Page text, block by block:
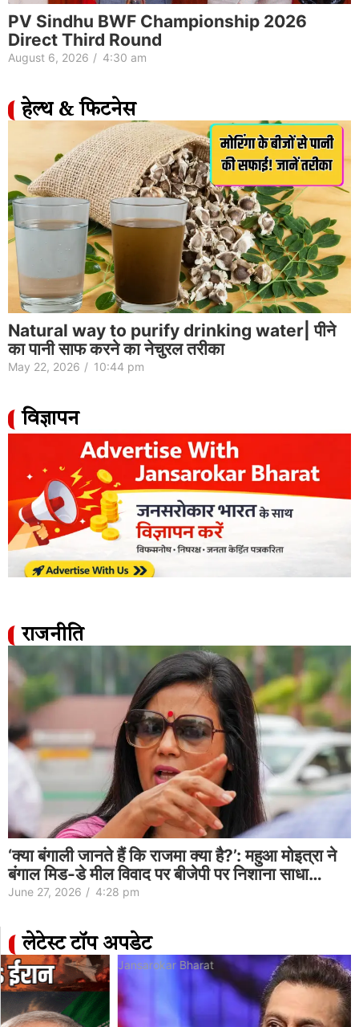
PV Sindhu BWF Championship 2026
Direct Third Round
August 6, 2026 / 4:30 am
हेल्थ & फिटनेस
Natural way to purify drinking water| पीने
का पानी साफ करने का नेचुरल तरीका
May 22, 2026 / 10:44 pm
विज्ञापन
राजनीति
‘क्या बंगाली जानते हैं कि राजमा क्या है?’: महुआ मोइत्रा ने
बंगाल मिड-डे मील विवाद पर बीजेपी पर निशाना साधा…
June 27, 2026 / 4:28 pm
लेटेस्ट टॉप अपडेट
Jansarokar Bharat